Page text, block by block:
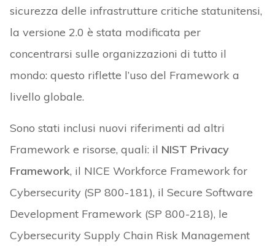
sicurezza delle infrastrutture critiche statunitensi,
la versione 2.0 è stata modificata per
concentrarsi sulle organizzazioni di tutto il
mondo: questo riflette l’uso del Framework a
livello globale.
Sono stati inclusi nuovi riferimenti ad altri
Framework e risorse, quali: il NIST Privacy
Framework, il NICE Workforce Framework for
Cybersecurity (SP 800-181), il Secure Software
Development Framework (SP 800-218), le
Cybersecurity Supply Chain Risk Management